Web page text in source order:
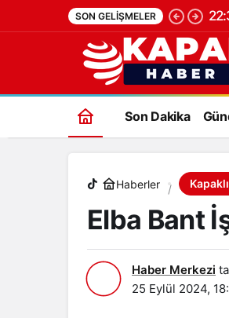
SON GELIŞMELER
Son Dakika
Haberler Kapaklı
Elba Bant
Haber Merkezi
25 Eylül 2024,
Elba Bant İşçileri